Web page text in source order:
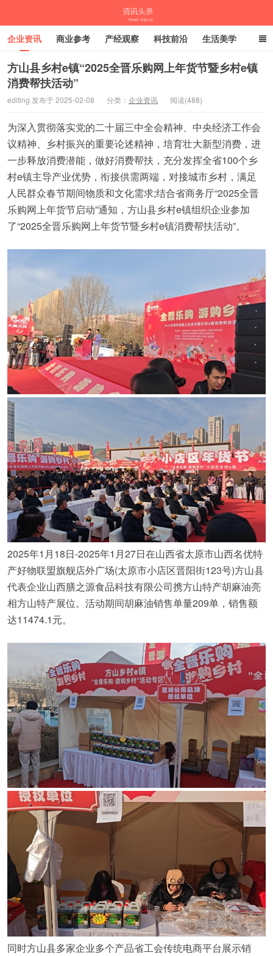
资讯头条
企业资讯 商业参考 产经观察 科技前沿 生活美学
时尚潮流 母婴亲子 专栏
方山县乡村e镇“2025全晋乐购网上年货节暨乡村e镇
消费帮扶活动”
editing 发布于 2025-02-08 分类： 企业资讯 阅读(488)
为深入贯彻落实党的二十届三中全会精神、中央经济工作会
议精神、乡村振兴的重要论述精神，培育壮大新型消费，进
一步释放消费潜能，做好消费帮扶，充分发挥全省100个乡
村e镇主导产业优势，衔接供需两端，对接城市乡村，满足
人民群众春节期间物质和文化需求;结合省商务厅“2025全晋
乐购网上年货节启动”通知，方山县乡村e镇组织企业参加
了“2025全晋乐购网上年货节暨乡村e镇消费帮扶活动”。
2025年1月18日-2025年1月27日在山西省太原市山西名优特
产好物联盟旗舰店外广场(太原市小店区晋阳街123号)方山县
代表企业山西膳之源食品科技有限公司携方山特产胡麻油亮
相方山特产展位。活动期间胡麻油销售单量209单，销售额
达11474.1元。
同时方山县多家企业多个产品省工会传统电商平台展示销